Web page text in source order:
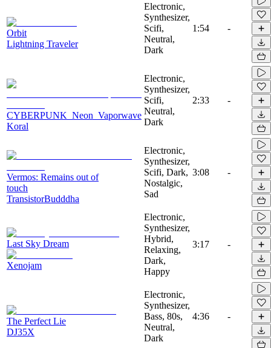
Orbit
Lightning Traveler
Electronic,
Synthesizer,
Scifi,
Neutral,
Dark
1:54 -
CYBERPUNK_Neon_Vaporwave
Koral
Electronic,
Synthesizer,
Scifi,
Neutral,
Dark
2:33 -
Vermos: Remains out of
touch
TransistorBudddha
Electronic,
Synthesizer,
Scifi, Dark,
Nostalgic,
Sad
3:08 -
Last Sky Dream
Xenojam
Electronic,
Synthesizer,
Hybrid,
Relaxing,
Dark,
Happy
3:17 -
The Perfect Lie
DJ35X
Electronic,
Synthesizer,
Bass, 80s,
Neutral,
Dark
4:36 -